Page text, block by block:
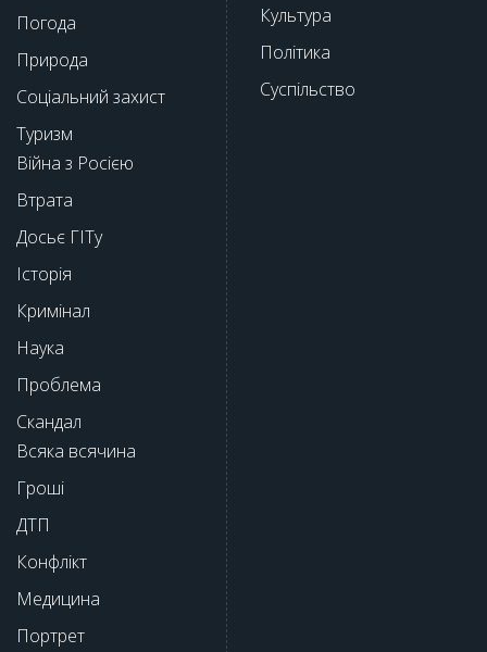
Погода
Природа
Соціальний захист
Туризм
Війна з Росією
Втрата
Досьє ГІТу
Історія
Кримінал
Наука
Проблема
Скандал
Всяка всячина
Гроші
ДТП
Конфлікт
Медицина
Портрет
Культура
Політика
Суспільство